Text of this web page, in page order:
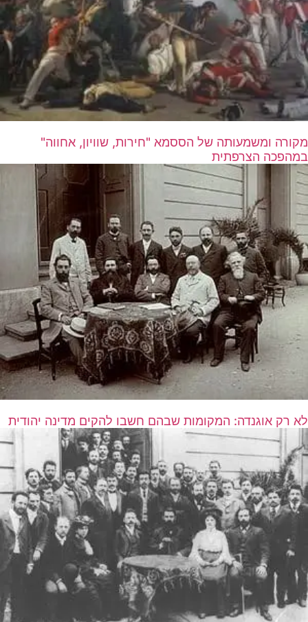
מקורה ומשמעותה של הססמא "חירות, שוויון, אחווה"
במהפכה הצרפתית
לא רק אוגנדה: המקומות שבהם חשבו להקים מדינה יהודית